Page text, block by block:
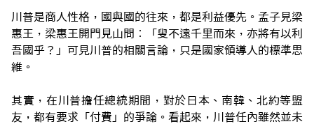
川普是商人性格，國與國的往來，都是利益優先。孟子見梁
惠王，梁惠王開門見山問︰「叟不遠千里而來，亦將有以利
吾國乎？」可見川普的相關言論，只是國家領導人的標準思
維。
其實，在川普擔任總統期間，對於日本、南韓、北約等盟
友，都有要求「付費」的爭論。看起來，川普任內雖然並未